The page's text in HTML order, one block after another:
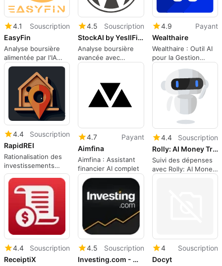
4.1
Souscription
EasyFin
Analyse boursière
alimentée par l'IA
avec EasyFin
4.5
Souscription
StockAI by YesIlFinance
Analyse boursière
avancée avec
StockAI
4.9
Payant
Wealthaire
Wealthaire : Outil AI
pour la Gestion
Financière
4.4
Souscription
RapidREI
Rationalisation des
investissements
immobiliers avec l'IA
4.7
Payant
Aimfina
Aimfina : Assistant
financier AI complet
4.4
Souscription
Rolly: AI Money Trackerv7.0.0
Suivi des dépenses
avec Rolly: AI Money
Tracker
4.4
Souscription
ReceiptiX
4.5
Souscription
Investing.com - WarrenAI
4
Souscription
Docyt